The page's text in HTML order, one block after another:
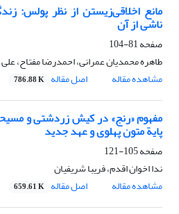
مانع اخلاقی‌زیستن از نظر
ناشی از آن
صفحه81-104
طاهره محمدیان عمرانی، احمدرضا مفتاح،
مشاهده مقاله
اصل مقاله 786.88 K
مفهوم «رنج» در کیش زردشتی و
پایة متون پهلوی و عهد جدید
صفحه105-121
ندا اخوان اقدم، فریبا شریفیان
مشاهده مقاله
اصل مقاله 659.61 K